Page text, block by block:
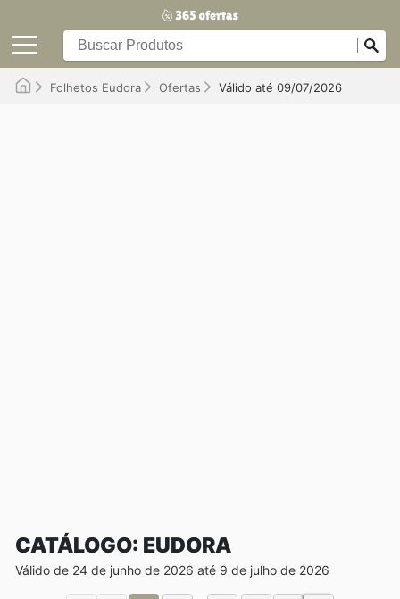
Folhetos Eudora Ofertas Válido até 09/07/2026
CATÁLOGO: EUDORA
Válido de 24 de junho de 2026 até 9 de julho de 2026